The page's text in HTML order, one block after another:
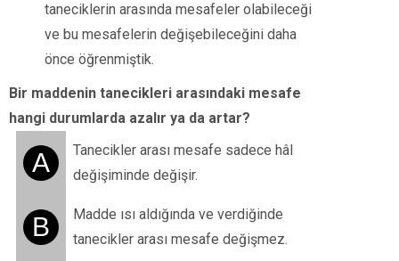
taneciklerin arasında mesafeler olabileceği
ve bu mesafelerin değişebileceğini daha
önce öğrenmiştik.
Bir maddenin tanecikleri arasındaki mesafe
hangi durumlarda azalır ya da artar?
A
Tanecikler arası mesafe sadece hâl
değişiminde değişir.
B
Madde ısı aldığında ve verdiğinde
tanecikler arası mesafe değişmez.